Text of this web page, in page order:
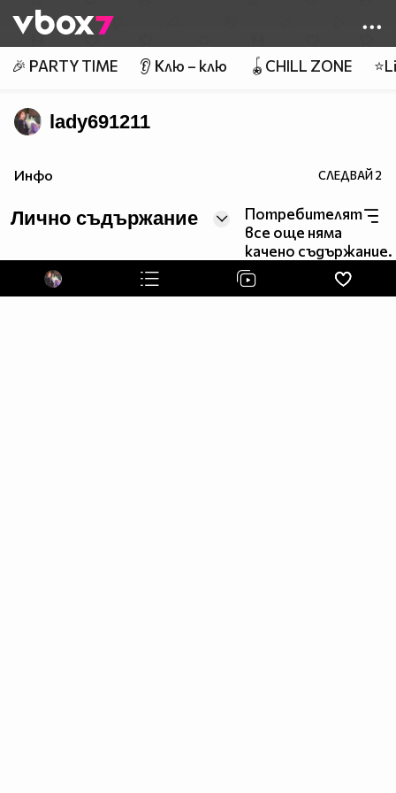
👾
🎉 PARTY TIME 👂 Клю – клю 🪀CHILL ZONE
lady691211
Инфо СЛЕДВАЙ2
Лично съдържание
Потребителят
все още няма
качено съдържание.